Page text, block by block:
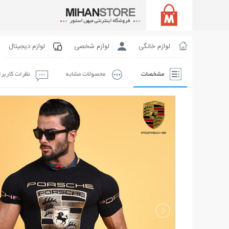
لوازم خانگی لوازم شخصی لوازم دیجیتال
مشخصات محصولات مشابه نظرات